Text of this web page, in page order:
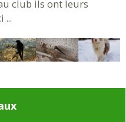
club ils ont leurs
...